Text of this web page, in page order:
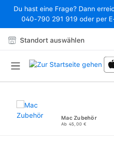
Zum Hauptinhalt springen
Du hast eine Frage? Dann
040-790 291 919 oder per
Standort auswählen
Mac Zubehör
Ab 45,00 €